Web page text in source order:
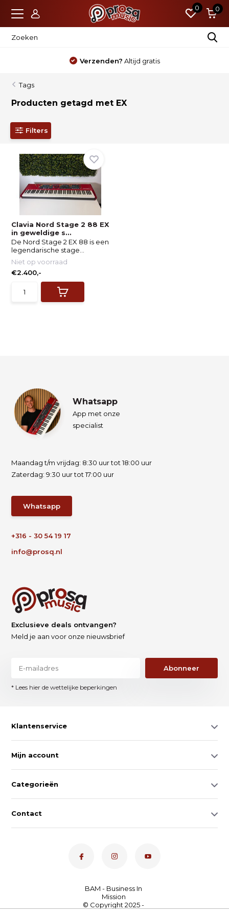
0 0
Verzenden? Altijd gratis
Tags
Producten getagd met EX
Filters
Clavia Nord Stage 2 88 EX
in geweldige s...
De Nord Stage 2 EX 88 is een
legendarische stage...
Niet op voorraad
€2.400,-
Whatsapp
App met onze
specialist
Maandag t/m vrijdag: 8:30 uur tot 18:00 uur
Zaterdag: 9:30 uur tot 17:00 uur
Whatsapp
+316 - 30 54 19 17
info@prosq.nl
Exclusieve deals ontvangen?
Meld je aan voor onze nieuwsbrief
Abonneer
* Lees hier de wettelijke beperkingen
Klantenservice
Mijn account
Categorieën
Contact